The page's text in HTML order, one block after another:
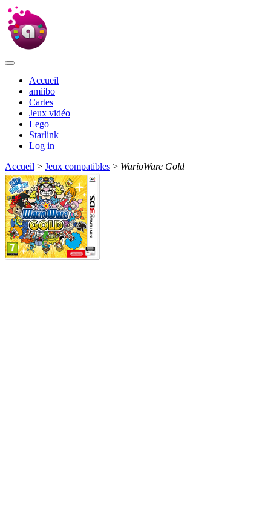
Accueil
amiibo
Cartes
Jeux vidéo
Lego
Starlink
Log in
Accueil > Jeux compatibles > WarioWare Gold